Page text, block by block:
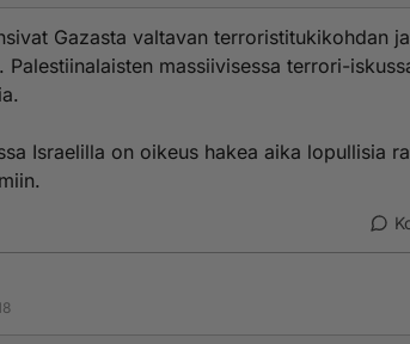
news/liveblog/2024/2/27/israels-war-on-
?
Gazasta valtavan terroristitukikohdan ja
Palestiinalaisten massiivisessa terrori-
Israelilla on oikeus hakea aika lopullisia